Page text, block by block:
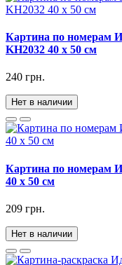
Картина по номерам
KH2032 40 х 50 см
240 грн.
Нет в наличии
Картина по номерам
40 х 50 см
209 грн.
Нет в наличии